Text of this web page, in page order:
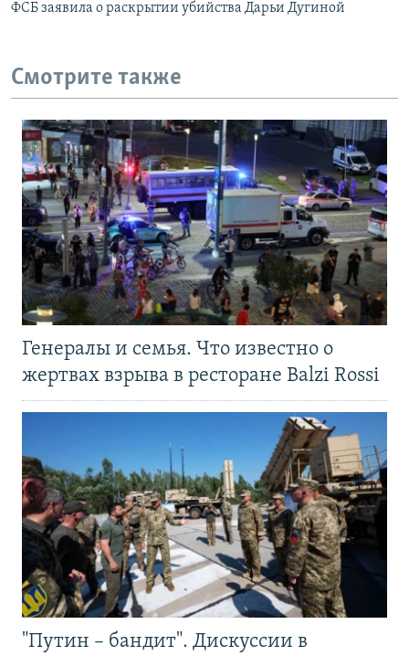
ФСБ заявила о раскрытии убийства Дарьи Дугиной
Смотрите также
Генералы и семья. Что известно о
жертвах взрыва в ресторане Balzi Rossi
"Путин – бандит". Дискуссии в